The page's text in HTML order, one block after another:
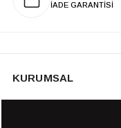
İADE GARANTİSİ
KURUMSAL